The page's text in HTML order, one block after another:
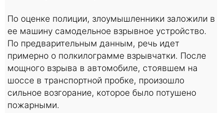
По оценке полиции, злоумышленники заложили в
ее машину самодельное взрывное устройство.
По предварительным данным, речь идет
примерно о полкилограмме взрывчатки. После
мощного взрыва в автомобиле, стоявшем на
шоссе в транспортной пробке, произошло
сильное возгорание, которое было потушено
пожарными.